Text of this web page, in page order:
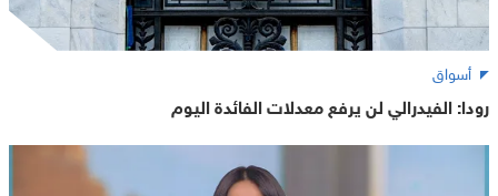
أسواق
رودا: الفيدرالي لن يرفع معدلات الفائدة اليوم